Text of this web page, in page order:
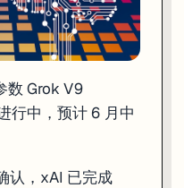
数 Grok V9
行中，预计 6 月中
认，xAI 已完成